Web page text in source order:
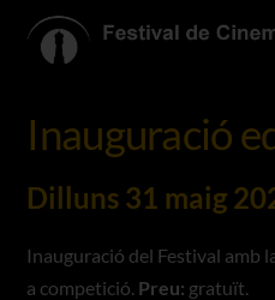
Inauguració
Dilluns 31 maig
Inauguració del Festival amb
a competició. Preu: gratuït.